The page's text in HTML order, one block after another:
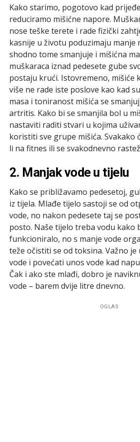
Kako starimo, pogotovo kad
reduciramo mišićne napore.
nose teške terete i rade fizički
kasnije u životu poduzimaju manje
shodno tome smanjuje i mišićna
muškaraca iznad pedesete gube
postaju krući. Istovremeno, mišiće
više ne rade iste poslove kao kad
masa i toniranost mišića se
artritis. Kako bi se smanjila bol u
nastaviti raditi stvari u kojima
koristiti sve grupe mišića. Svakako
li na fitnes ili se svakodnevno
2. Manjak vode u tijelu
Kako se približavamo pedesetoj,
iz tijela. Mlađe tijelo sastoji se od
vode, no nakon pedesete taj se
posto. Naše tijelo treba vodu kako
funkcioniralo, no s manje vode
teže očistiti se od toksina. Važno
vode i povećati unos vode kad
Čak i ako ste mlađi, dobro je
vode – barem dvije litre dnevno.
OGLAS